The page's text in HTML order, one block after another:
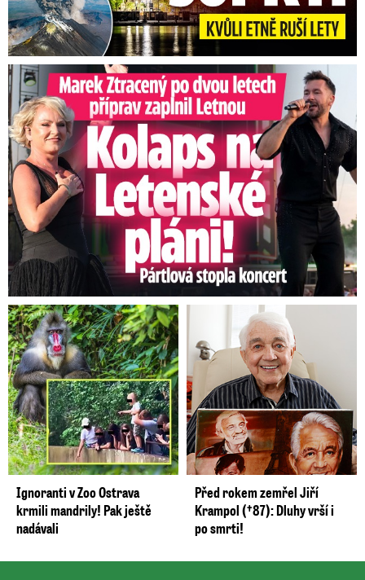
Marek Ztracený na Letné: Pártlová stopla koncert
Ignoranti v Zoo Ostrava
krmili mandrily! Pak ještě
nadávali
Před rokem zemřel Jiří
Krampol (†87): Dluhy vrší i
po smrti!